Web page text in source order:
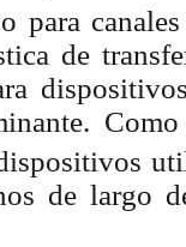
para
de
de largo